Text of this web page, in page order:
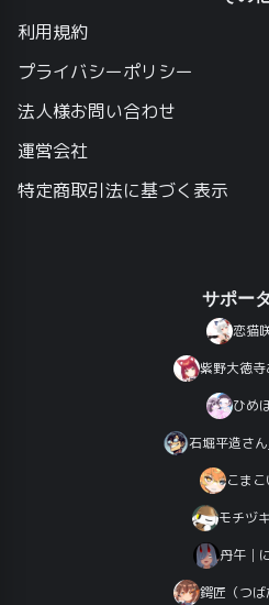
利用規約
プライバシーポリシー
法人様お問い合わせ
運営会社
特定商取引法に基づく表示
サポー
恋猫
紫野大徳寺
ひめ
石堀平造さ
こま
モチヅ
丹午│
鍔匠（つば